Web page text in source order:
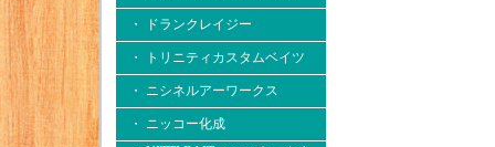
・ ドランクレイジー
・ トリニティカスタムベイツ
・ ニシネルアーワークス
・ ニッコー化成